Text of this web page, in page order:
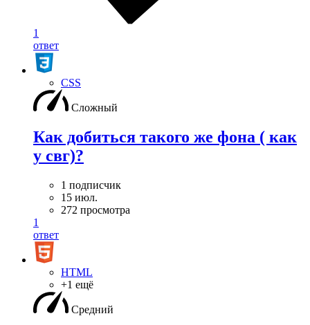
1
ответ
CSS
Сложный
Как добиться такого же фона ( как
у свг)?
1 подписчик
15 июл.
272 просмотра
1
ответ
HTML
+1 ещё
Средний